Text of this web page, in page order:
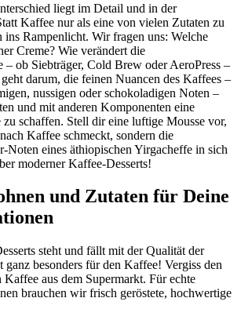
liegt im Detail und in der
Kaffee nur als eine von vielen Zutaten zu
ins Rampenlicht. Wir fragen uns: Welche
Creme? Wie verändert die
– ob Siebträger, Cold Brew oder AeroPress –
darum, die feinen Nuancen des Kaffees –
nussigen oder schokoladigen Noten –
und mit anderen Komponenten eine
zu schaffen. Stell dir eine luftige Mousse vor,
Kaffee schmeckt, sondern die
Noten eines äthiopischen Yirgacheffe in sich
moderner Kaffee-Desserts!
und Zutaten für Deine
steht und fällt mit der Qualität der
ganz besonders für den Kaffee! Vergiss den
Kaffee aus dem Supermarkt. Für echte
brauchen wir frisch geröstete, hochwertige